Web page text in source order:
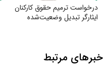
درخواست ترمیم حقوق کارکنان
ایثارگر تبدیل وضعیت‌شده
خبرهای مرتبط